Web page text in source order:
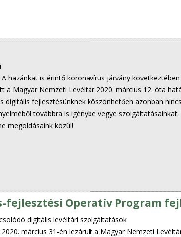
A hazánkat is érintő koronavírus járvány
a Magyar Nemzeti Levéltár 2020. március 12. óta
digitális fejlesztésünknek köszönhetően azonban
továbbra is igénybe vegye szolgáltatásainkat.
megoldásaink közül!
fejlesztési Operatív Program
digitális levéltári szolgáltatások
2020. március 31-én lezárult a Magyar Nemzeti